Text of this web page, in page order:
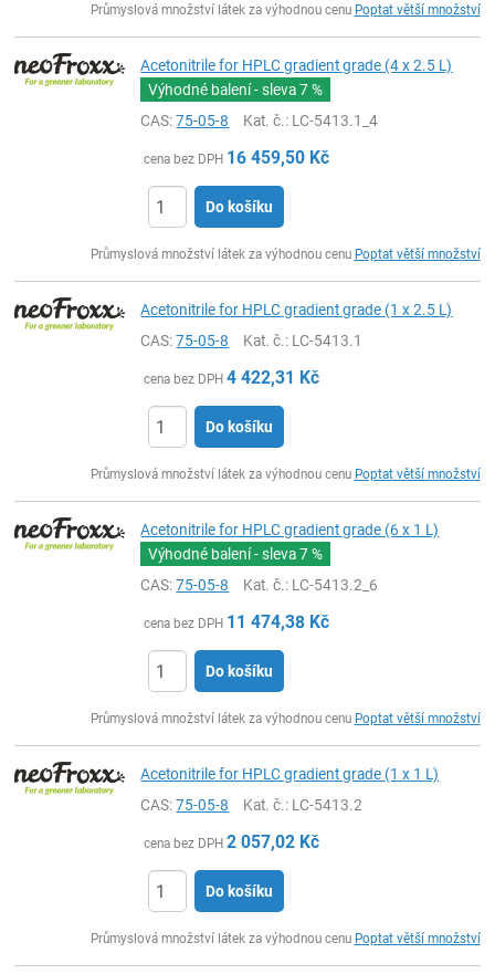
Průmyslová množství látek za výhodnou cenu Poptat větší množství
Acetonitrile for HPLC gradient grade (4 x 2.5 L)
Výhodné balení - sleva7 %
CAS:75-05-8 Kat. č.: LC-5413.1_4
cena bez DPH 16 459,50 Kč
Do košíku
Průmyslová množství látek za výhodnou cenu Poptat větší množství
Acetonitrile for HPLC gradient grade (1 x 2.5 L)
CAS:75-05-8 Kat. č.: LC-5413.1
cena bez DPH 4 422,31 Kč
Do košíku
Průmyslová množství látek za výhodnou cenu Poptat větší množství
Acetonitrile for HPLC gradient grade (6 x 1 L)
Výhodné balení - sleva7 %
CAS:75-05-8 Kat. č.: LC-5413.2_6
cena bez DPH 11 474,38 Kč
Do košíku
Průmyslová množství látek za výhodnou cenu Poptat větší množství
Acetonitrile for HPLC gradient grade (1 x 1 L)
CAS:75-05-8 Kat. č.: LC-5413.2
cena bez DPH 2 057,02 Kč
Do košíku
Průmyslová množství látek za výhodnou cenu Poptat větší množství